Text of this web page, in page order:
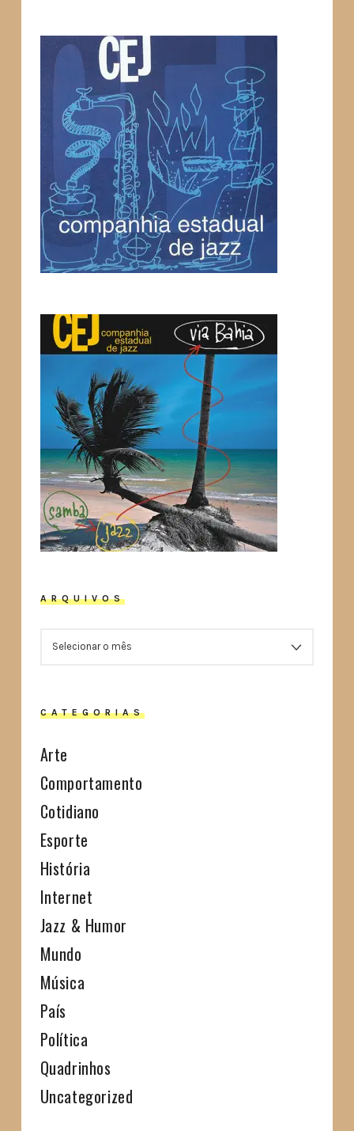
ARQUIVOS
CATEGORIAS
Arte
Comportamento
Cotidiano
Esporte
História
Internet
Jazz & Humor
Mundo
Música
País
Política
Quadrinhos
Uncategorized